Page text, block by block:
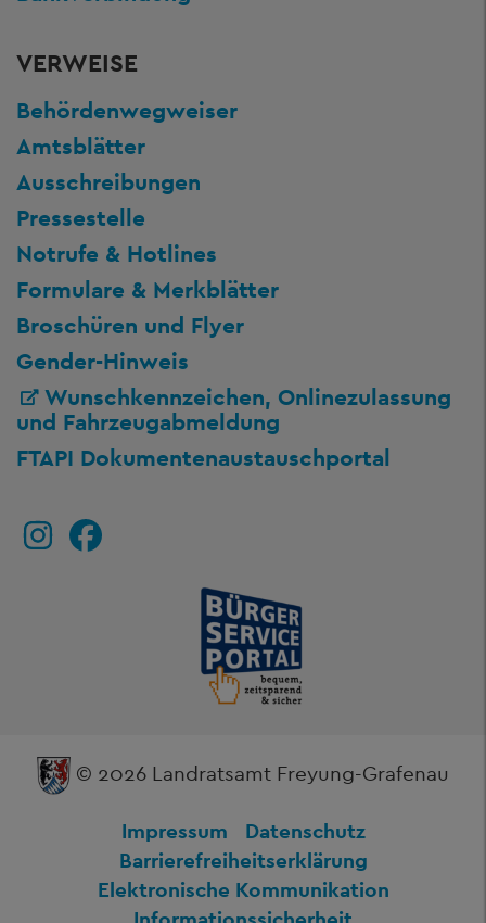
VERWEISE
Behördenwegweiser
Amtsblätter
Ausschreibungen
Pressestelle
Notrufe & Hotlines
Formulare & Merkblätter
Broschüren und Flyer
Gender-Hinweis
Wunschkennzeichen, Onlinezulassung
und Fahrzeugabmeldung
FTAPI Dokumentenaustauschportal
© 2026 Landratsamt Freyung-Grafenau
Impressum
Datenschutz
Barrierefreiheitserklärung
Elektronische Kommunikation